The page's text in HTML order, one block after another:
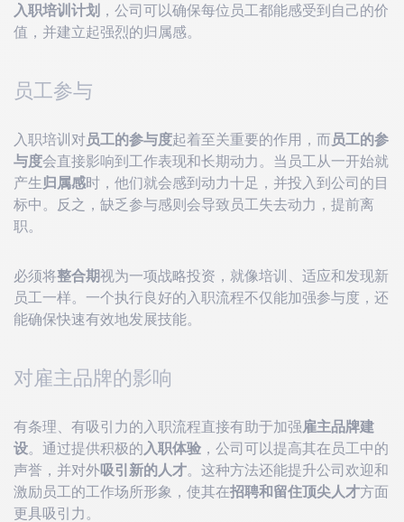
入职培训计划 ，公司可以确保每位员工都能感受到自己的价
值，并建立起强烈的归属感。
员工参与
入职培训对员工的参与度起着至关重要的作用，而 员工的参
与度会直接影响到工作表现和长期动力。当员工从一开始就
产生 归属感时，他们就会感到动力十足，并投入到公司的目
标中。反之，缺乏参与感则会导致员工失去动力，提前离
职。
必须将整合期视为一项战略投资，就像培训、适应和发现新
员工一样。一个执行良好的入职流程不仅能加强参与度，还
能确保快速有效地发展技能。
对雇主品牌的影响
有条理、有吸引力的入职流程直接有助于加强雇主品牌建
设。通过提供积极的 入职体验 ，公司可以提高其在员工中的
声誉，并对外吸引新的人才。这种方法还能提升公司欢迎和
激励员工的工作场所形象，使其在招聘和留住顶尖人才方面
更具吸引力。